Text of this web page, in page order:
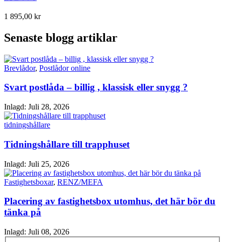
1 895,00 kr
Senaste blogg artiklar
Brevlådor, Postlådor online
Svart postlåda – billig , klassisk eller snygg ?
Inlagd: Juli 28, 2026
tidningshållare
Tidningshållare till trapphuset
Inlagd: Juli 25, 2026
Fastighetsboxar, RENZ/MEFA
Placering av fastighetsbox utomhus, det här bör du
tänka på
Inlagd: Juli 08, 2026